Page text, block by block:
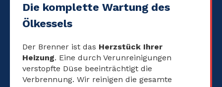
Die komplette Wartung des
Ölkessels
Der Brenner ist das Herzstück Ihrer
Heizung. Eine durch Verunreinigungen
verstopfte Düse beeinträchtigt die
Verbrennung. Wir reinigen die gesamte